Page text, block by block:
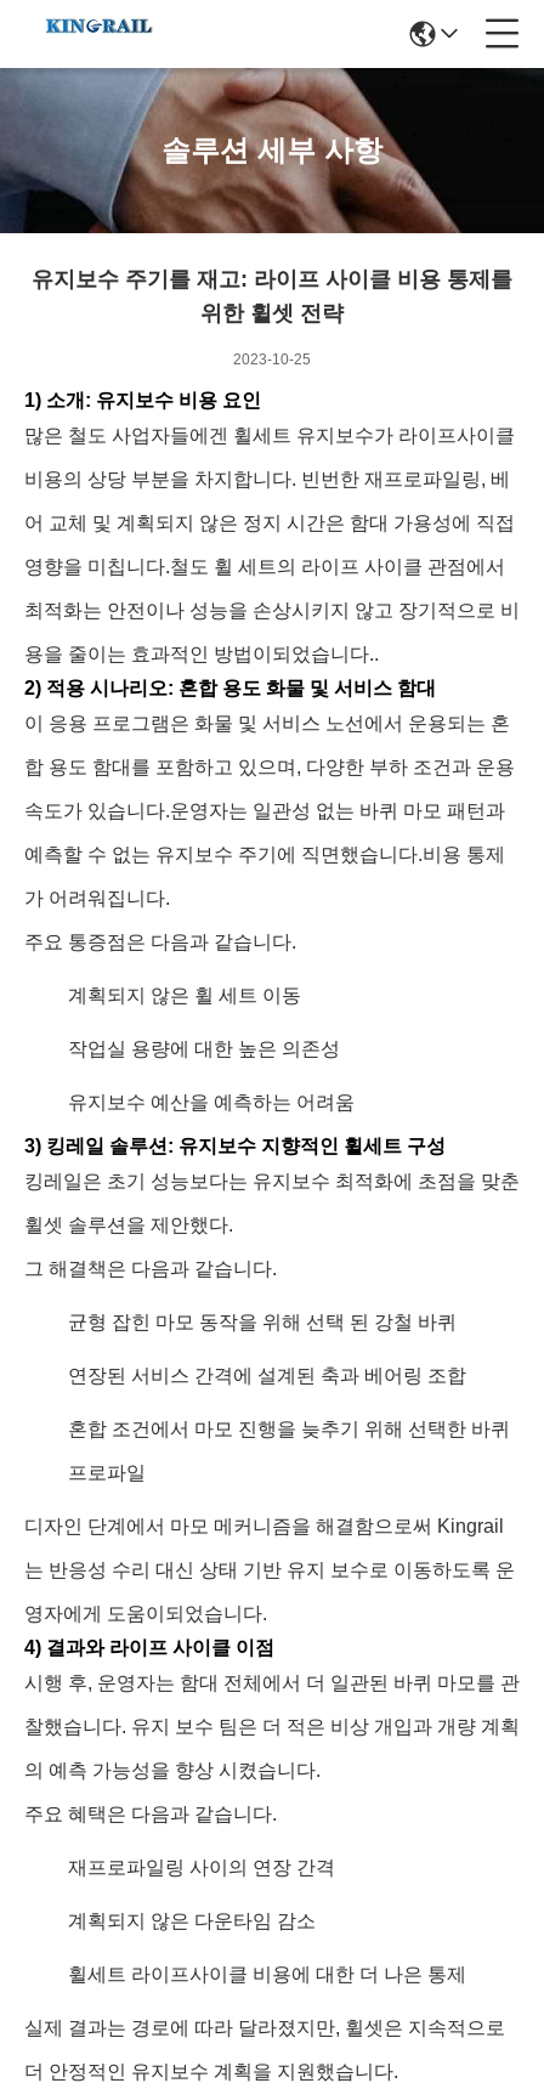
솔루션 세부 사항
유지보수 주기를 재고: 라이프 사이클 비용 통제를
위한 휠셋 전략
2023-10-25
1) 소개: 유지보수 비용 요인
많은 철도 사업자들에겐 휠세트 유지보수가 라이프사이클
비용의 상당 부분을 차지합니다. 빈번한 재프로파일링, 베
어 교체 및 계획되지 않은 정지 시간은 함대 가용성에 직접
영향을 미칩니다.철도 휠 세트의 라이프 사이클 관점에서
최적화는 안전이나 성능을 손상시키지 않고 장기적으로 비
용을 줄이는 효과적인 방법이되었습니다..
2) 적용 시나리오: 혼합 용도 화물 및 서비스 함대
이 응용 프로그램은 화물 및 서비스 노선에서 운용되는 혼
합 용도 함대를 포함하고 있으며, 다양한 부하 조건과 운용
속도가 있습니다.운영자는 일관성 없는 바퀴 마모 패턴과
예측할 수 없는 유지보수 주기에 직면했습니다.비용 통제
가 어려워집니다.
주요 통증점은 다음과 같습니다.
계획되지 않은 휠 세트 이동
작업실 용량에 대한 높은 의존성
유지보수 예산을 예측하는 어려움
3) 킹레일 솔루션: 유지보수 지향적인 휠세트 구성
킹레일은 초기 성능보다는 유지보수 최적화에 초점을 맞춘
휠셋 솔루션을 제안했다.
그 해결책은 다음과 같습니다.
균형 잡힌 마모 동작을 위해 선택 된 강철 바퀴
연장된 서비스 간격에 설계된 축과 베어링 조합
혼합 조건에서 마모 진행을 늦추기 위해 선택한 바퀴
프로파일
디자인 단계에서 마모 메커니즘을 해결함으로써 Kingrail
는 반응성 수리 대신 상태 기반 유지 보수로 이동하도록 운
영자에게 도움이되었습니다.
4) 결과와 라이프 사이클 이점
시행 후, 운영자는 함대 전체에서 더 일관된 바퀴 마모를 관
찰했습니다. 유지 보수 팀은 더 적은 비상 개입과 개량 계획
의 예측 가능성을 향상 시켰습니다.
주요 혜택은 다음과 같습니다.
재프로파일링 사이의 연장 간격
계획되지 않은 다운타임 감소
휠세트 라이프사이클 비용에 대한 더 나은 통제
실제 결과는 경로에 따라 달라졌지만, 휠셋은 지속적으로
더 안정적인 유지보수 계획을 지원했습니다.